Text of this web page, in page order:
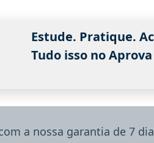
Estude. Pratique.
Tudo isso no
a nossa garantia de 7